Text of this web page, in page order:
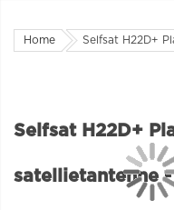
Home Selfsat H22D+
Selfsat H22D+
satellietantenne